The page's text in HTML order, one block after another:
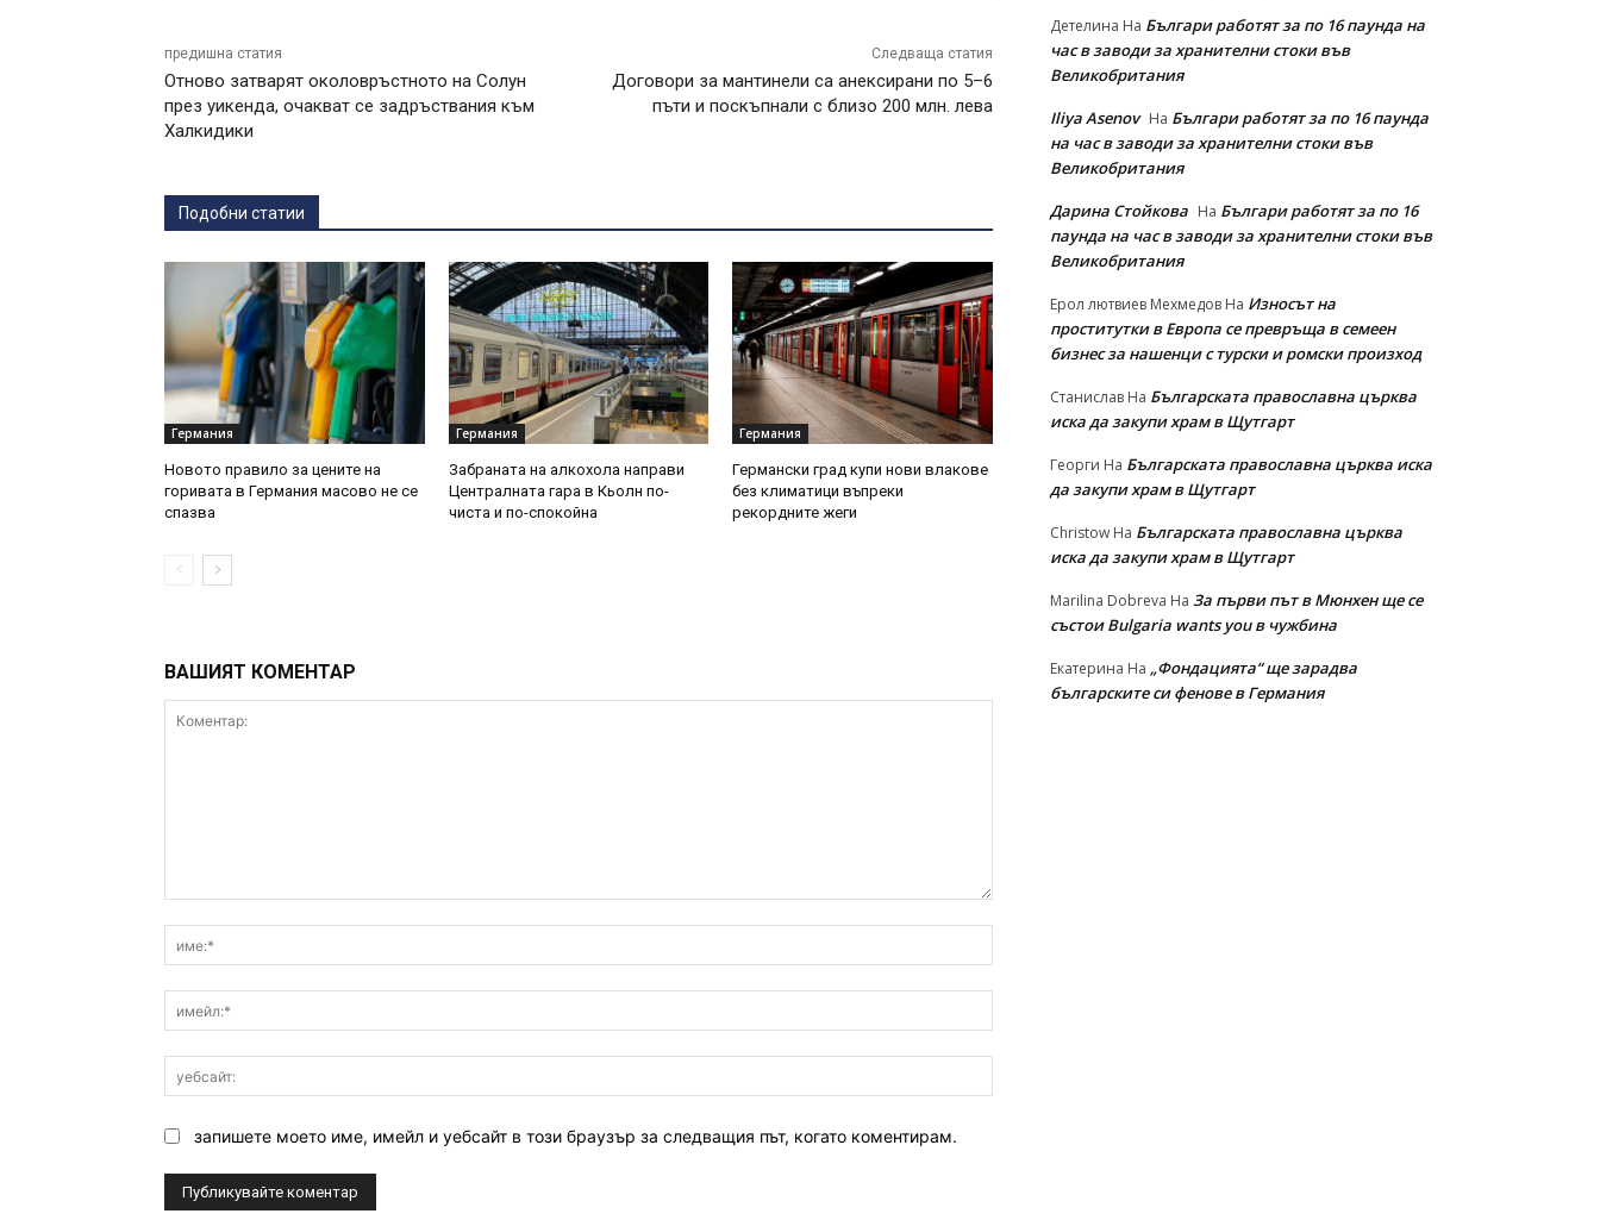
предишна статия
Отново затварят околовръстното на Солун
през уикенда, очакват се задръствания към
Халкидики
Следваща статия
Договори за мантинели са анексирани по 5–6
пъти и поскъпнали с близо 200 млн. лева
Подобни статии
Германия
Новото правило за цените на
горивата в Германия масово не се
спазва
Германия
Забраната на алкохола направи
Централната гара в Кьолн по-
чиста и по-спокойна
Германия
Германски град купи нови влакове
без климатици въпреки
рекордните жеги
ВАШИЯТ КОМЕНТАР
запишете моето име, имейл и уебсайт в този браузър за следващия път, когато коментирам.
Детелина На Българи работят за по 16 паунда на
час в заводи за хранителни стоки във
Великобритания
Iliya Asenov На Българи работят за по 16 паунда
на час в заводи за хранителни стоки във
Великобритания
Дарина Стойкова На Българи работят за по 16
паунда на час в заводи за хранителни стоки във
Великобритания
Ерол лютвиев Мехмедов На Износът на
проститутки в Европа се превръща в семеен
бизнес за нашенци с турски и ромски произход
Станислав На Българската православна църква
иска да закупи храм в Щутгарт
Георги На Българската православна църква иска
да закупи храм в Щутгарт
Christow На Българската православна църква
иска да закупи храм в Щутгарт
Marilina Dobreva На За първи път в Мюнхен ще се
състои Bulgaria wants you в чужбина
Екатерина На „Фондацията“ ще зарадва
българските си фенове в Германия